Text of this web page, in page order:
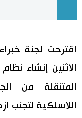
اليابان في فيديو
مانغا وأنيمي
علوم وتكنولوجيا
اقترحت لجنة
الاثنين إنشاء
المتنقلة من
اللاسلكية لتجنب